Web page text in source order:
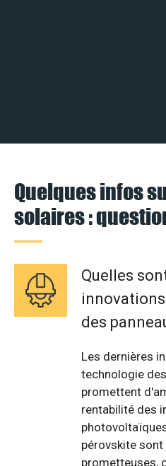
Quelques infos
solaires :
Quelles
des
Les dernières
technologie
promettent
rentabilité des
pérovskite sont
prometteuses,